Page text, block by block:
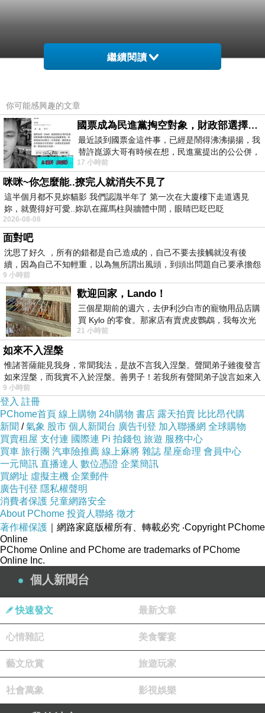
繼續閱讀
你可能感興趣的文章
國票成為民進黨掏空對象，財政部選擇性失憶
最近談到國票金這件事，已經是鬧得沸沸揚揚，我
替許崑源大哥有時候在想，民進黨提出的公公併，
其實就是想要國庫通黨庫，鬧出最大的醜
17 小時前
咪咪~你怎麼能..撩完人就消失不見了
這半個月都不見妳貓影 我們認識半年了 第一次在大廈樓下走道遇見
妳，就覺得好可愛..妳趴在羅馬柱與牆體中間，眼睛巴眨巴眨
2026-08-08
面對吧
沈思了好久 ，所有的錯都是自己造成的，自己不要去接觸就沒有後
續，因為自己不知輕重，以為無所謂出風頭，到頭出問題自己要承擔怨
不
9 小時前
歡迎回家，Lando！
三個星期前的週六，去伊利沙白市的寵物用品店購
買 Kylo 的零食。那家店有賣虎皮鸚鵡，我每次光
顧都會去看一下。他們偶爾會引進 C
21 小時前
如來不入涅槃
惟諸菩薩能見我身，常聞我法，是故不言我入涅槃。聲聞弟子雖復發言
如來涅槃，而我實不入於涅槃。善男子！若我所有聲聞弟子說言如來入
9 小時前
登入 註冊
PChome首頁 線上購物 24h購物 書店 露天拍賣 比比昂代購
新聞 /氣象 股市 個人新聞台 廣告刊登 加入聯播網 全球購物
買賣租屋 支付連 國際連 Pi 拍錢包 旅遊 服務中心
買車 旅行團 汽車險推薦 線上麻將 雜誌 星座命理 會員中心
一元簡訊 直播達人 數位憑證 企業簡訊
買網址 虛擬主機 企業郵件
廣告刊登 隱私權聲明
消費者保護 兒童網路安全
About PChome 投資人聯絡 徵才
著作權保護 ｜網路家庭版權所有、轉載必究 ‧Copyright PChome
Online
PChome Online and PChome are trademarks of PChome
Online Inc.
個人新聞台
快速發文 最新文章
心情雜記 美食饗宴
藝文欣賞 旅遊玩家
社會萬象 影視娛樂